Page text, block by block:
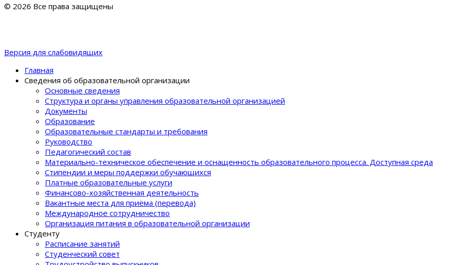
© 2026 Все права защищены
Версия для слабовидящих
Главная
Сведения об образовательной организации
Основные сведения
Структура и органы управления образовательной организацией
Документы
Образование
Образовательные стандарты и требования
Руководство
Педагогический состав
Материально-техническое обеспечение и оснащенность образовательного процеcса. Доступная среда
Стипендии и меры поддержки обучающихся
Платные образовательные услуги
Финансово-хозяйственная деятельность
Вакантные места для приёма (перевода)
Международное сотрудничество
Организация питания в образовательной организации
Студенту
Расписание занятий
Студенческий совет